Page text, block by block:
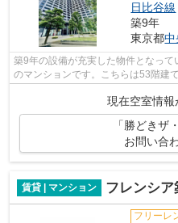
日比谷線
築9年
東京都中
築9年の設備が充実した物件となっ
のマンションです。こちらは53階建
るマンションです。お友達を招待す
現在空室情報
「勝どきザ
お問い合
賃貸 | マンション フレンシア
フリーレ